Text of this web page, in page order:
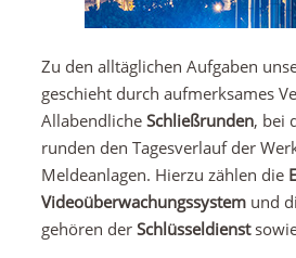
Zu den alltäglichen Aufgaben
geschieht durch aufmerksames
Allabendliche Schließrunden, bei
runden den Tagesverlauf der
Meldeanlagen. Hierzu zählen die
Videoüberwachungssystemund
gehören der Schlüsseldienst